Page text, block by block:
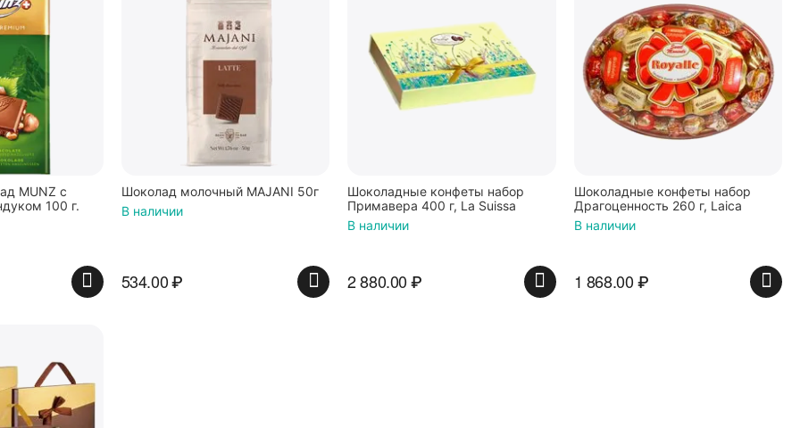
MUNZ с
100 г.
Шоколад молочный MAJANI 50г
В наличии
534.00₽
Шоколадные конфеты набор
Примавера 400 г, La Suissa
В наличии
2 880.00₽
Шоколадные конфеты набор
Драгоценность 260 г, Laica
В наличии
1 868.00₽